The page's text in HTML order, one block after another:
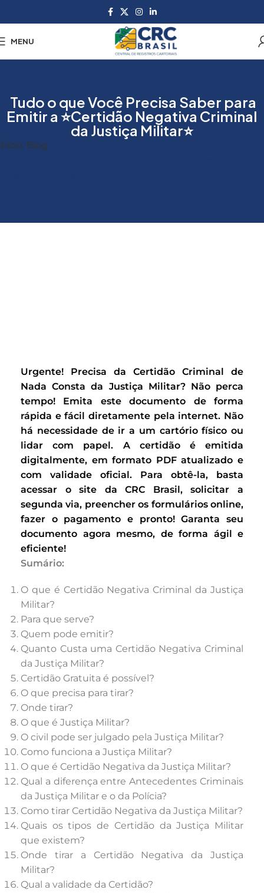
MENU
Tudo o que Você Precisa Saber para
Emitir a ⭐Certidão Negativa Criminal
da Justiça Militar⭐
Início Blog
Urgente! Precisa da Certidão Criminal de
Nada Consta da Justiça Militar? Não perca
tempo! Emita este documento de forma
rápida e fácil diretamente pela internet. Não
há necessidade de ir a um cartório físico ou
lidar com papel. A certidão é emitida
digitalmente, em formato PDF atualizado e
com validade oficial. Para obtê-la, basta
acessar o site da CRC Brasil, solicitar a
segunda via, preencher os formulários online,
fazer o pagamento e pronto! Garanta seu
documento agora mesmo, de forma ágil e
eficiente!
Sumário:
O que é Certidão Negativa Criminal da Justiça
Militar?
Para que serve?
Quem pode emitir?
Quanto Custa uma Certidão Negativa Criminal
da Justiça Militar?
Certidão Gratuita é possível?
O que precisa para tirar?
Onde tirar?
O que é Justiça Militar?
O civil pode ser julgado pela Justiça Militar?
Como funciona a Justiça Militar?
O que é Certidão Negativa da Justiça Militar?
Qual a diferença entre Antecedentes Criminais
da Justiça Militar e o da Polícia?
Como tirar Certidão Negativa da Justiça Militar?
Quais os tipos de Certidão da Justiça Militar
que existem?
Onde tirar a Certidão Negativa da Justiça
Militar?
Qual a validade da Certidão?